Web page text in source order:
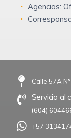
Agencias:
Calle 57A
Servicio al
(604)
+57